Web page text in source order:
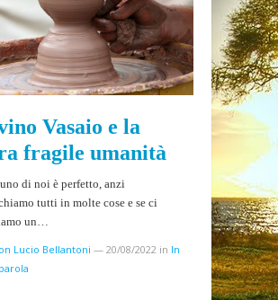
Vasaio e la
fragile umanità
di noi è perfetto, anzi
tutti in molte cose e se ci
un…
Lucio Bellantoni — 20/08/2022 in In